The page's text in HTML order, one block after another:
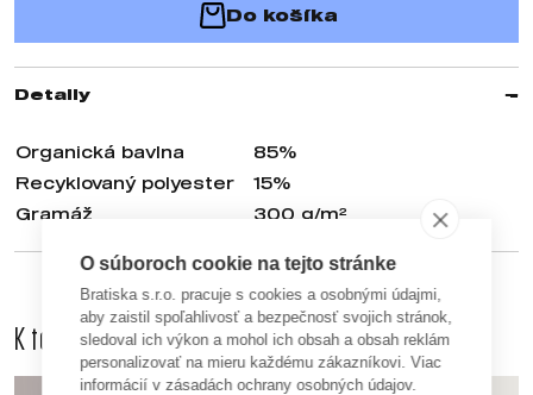
Do košíka
Detaily
Organická bavlna
85%
Recyklovaný polyester
15%
Gramáž
300 g/m²
K tomuto produktu odporúčame dokúpiť aj
O súboroch cookie na tejto stránke
Bratiska s.r.o. pracuje s cookies a osobnými údajmi,
aby zaistil spoľahlivosť a bezpečnosť svojich stránok,
sledoval ich výkon a mohol ich obsah a obsah reklám
personalizovať na mieru každému zákazníkovi. Viac
informácií v zásadách ochrany osobných údajov.